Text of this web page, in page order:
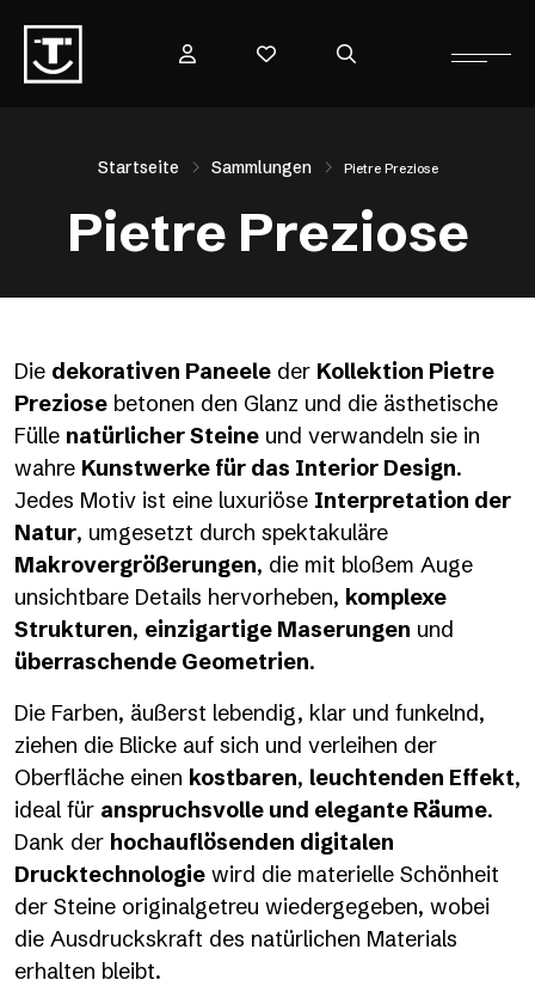
Startseite Sammlungen Pietre Preziose
Pietre Preziose
Die dekorativen Paneele der Kollektion Pietre
Preziose betonen den Glanz und die ästhetische
Fülle natürlicher Steine und verwandeln sie in
wahre Kunstwerke für das Interior Design.
Jedes Motiv ist eine luxuriöse Interpretation der
Natur, umgesetzt durch spektakuläre
Makrovergrößerungen, die mit bloßem Auge
unsichtbare Details hervorheben, komplexe
Strukturen, einzigartige Maserungen und
überraschende Geometrien.
Die Farben, äußerst lebendig, klar und funkelnd,
ziehen die Blicke auf sich und verleihen der
Oberfläche einen kostbaren, leuchtenden Effekt,
ideal für anspruchsvolle und elegante Räume.
Dank der hochauflösenden digitalen
Drucktechnologie wird die materielle Schönheit
der Steine originalgetreu wiedergegeben, wobei
die Ausdruckskraft des natürlichen Materials
erhalten bleibt.